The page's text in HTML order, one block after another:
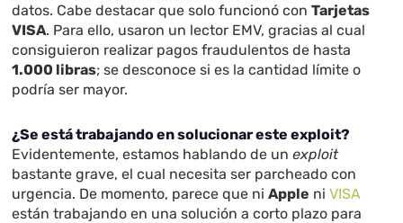
datos. Cabe destacar que solo funcionó conTarjetas
VISA. Para ello, usaron un lector EMV, gracias al cual
consiguieron realizar pagos fraudulentos de hasta
1.000 libras; se desconoce si es la cantidad límite o
podría ser mayor.
¿Se está trabajando en solucionar este exploit?
Evidentemente, estamos hablando de unexploit
bastante grave, el cual necesita ser parcheado con
urgencia. De momento, parece que niApple niVISA
están trabajando en una solución a corto plazo para